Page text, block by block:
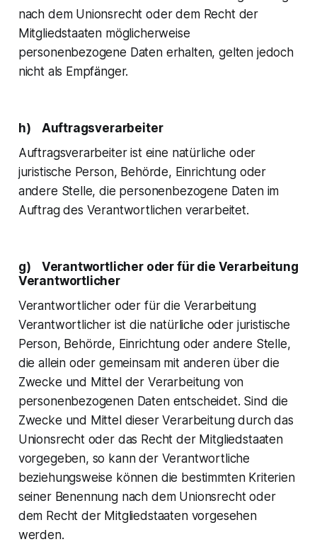
nach dem Unionsrecht oder dem Recht der
Mitgliedstaaten möglicherweise
personenbezogene Daten erhalten, gelten jedoch
nicht als Empfänger.
h) Auftragsverarbeiter
Auftragsverarbeiter ist eine natürliche oder
juristische Person, Behörde, Einrichtung oder
andere Stelle, die personenbezogene Daten im
Auftrag des Verantwortlichen verarbeitet.
g) Verantwortlicher oder für die Verarbeitung
Verantwortlicher
Verantwortlicher oder für die Verarbeitung
Verantwortlicher ist die natürliche oder juristische
Person, Behörde, Einrichtung oder andere Stelle,
die allein oder gemeinsam mit anderen über die
Zwecke und Mittel der Verarbeitung von
personenbezogenen Daten entscheidet. Sind die
Zwecke und Mittel dieser Verarbeitung durch das
Unionsrecht oder das Recht der Mitgliedstaaten
vorgegeben, so kann der Verantwortliche
beziehungsweise können die bestimmten Kriterien
seiner Benennung nach dem Unionsrecht oder
dem Recht der Mitgliedstaaten vorgesehen
werden.